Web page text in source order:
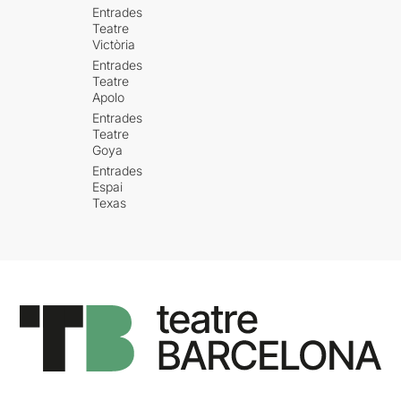
Entrades
Teatre
Victòria
Entrades
Teatre
Apolo
Entrades
Teatre
Goya
Entrades
Espai
Texas